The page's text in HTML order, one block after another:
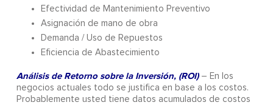
Efectividad de Mantenimiento Preventivo
Asignación de mano de obra
Demanda / Uso de Repuestos
Eficiencia de Abastecimiento
Análisis de Retorno sobre la Inversión, (ROI) – En los
negocios actuales todo se justifica en base a los costos.
Probablemente usted tiene datos acumulados de costos